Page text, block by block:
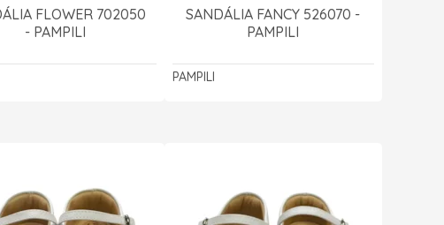
FLOWER 702050
- PAMPILI
SANDÁLIA FANCY 526070 -
PAMPILI
PAMPILI